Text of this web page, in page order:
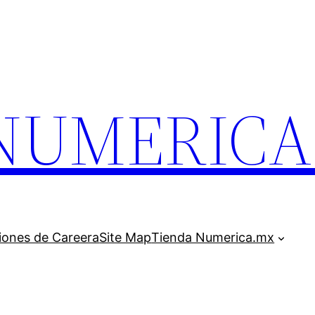
de CareeraSite MapTienda Numerica.mx